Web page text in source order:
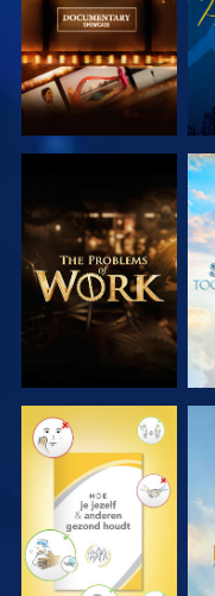
VERKEN DE
SERIE
KIJK